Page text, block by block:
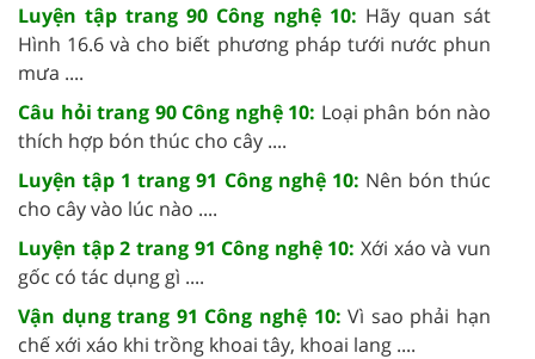
Luyện tập trang 90 Công nghệ 10: Hãy quan sát
Hình 16.6 và cho biết phương pháp tưới nước phun
mưa ....
Câu hỏi trang 90 Công nghệ 10: Loại phân bón nào
thích hợp bón thúc cho cây ....
Luyện tập 1 trang 91 Công nghệ 10: Nên bón thúc
cho cây vào lúc nào ....
Luyện tập 2 trang 91 Công nghệ 10: Xới xáo và vun
gốc có tác dụng gì ....
Vận dụng trang 91 Công nghệ 10: Vì sao phải hạn
chế xới xáo khi trồng khoai tây, khoai lang ....